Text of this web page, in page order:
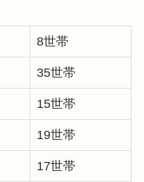
8世帯
35世帯
15世帯
19世帯
17世帯